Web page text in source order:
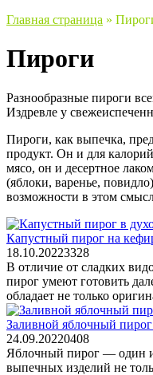
Главная страница »
Пироги
Разнообразные пироги
Издревле у
Пироги, как выпечка,
продукт. Он и для
мясо, он и десертное
(яблоки, варенье,
возможности в этом
Капустный пирог на
18.10.20223328
В отличие от сладких
пирог умеют готовить
обладает не только
Заливной яблочный
24.09.20220408
Яблочный пирог — один
выпечных изделий не